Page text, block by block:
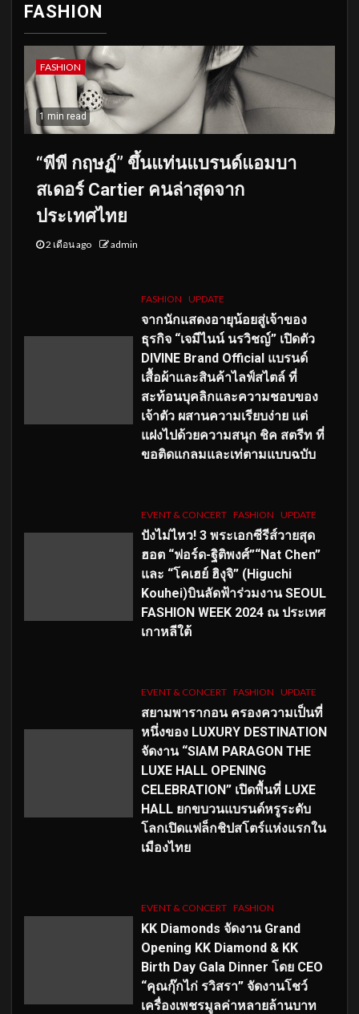
FASHION
FASHION
1 min read
“พีพี กฤษฏ์” ขึ้นแท่นแบรนด์แอมบา
สเดอร์ Cartier คนล่าสุดจาก
ประเทศไทย
2 เดือน ago admin
FASHION UPDATE
จากนักแสดงอายุน้อยสู่เจ้าของ
ธุรกิจ “เจมีไนน์ นรวิชญ์” เปิดตัว
DIVINE Brand Official แบรนด์
เสื้อผ้าและสินค้าไลฟ์สไตล์ ที่
สะท้อนบุคลิกและความชอบของ
เจ้าตัว ผสานความเรียบง่าย แต่
แฝงไปด้วยความสนุก ชิค สตรีท ที่
ขอติดแกลมและเท่ตามแบบฉบับ
EVENT & CONCERT FASHION UPDATE
ปังไม่ไหว! 3 พระเอกซีรีส์วายสุด
ฮอต “ฟอร์ด-ฐิติพงศ์”“Nat Chen”
และ “โคเฮย์ ฮิงุจิ” (Higuchi
Kouhei)บินลัดฟ้าร่วมงาน SEOUL
FASHION WEEK 2024 ณ ประเทศ
เกาหลีใต้
EVENT & CONCERT FASHION UPDATE
สยามพารากอน ครองความเป็นที่
หนึ่งของ LUXURY DESTINATION
จัดงาน “SIAM PARAGON THE
LUXE HALL OPENING
CELEBRATION” เปิดพื้นที่ LUXE
HALL ยกขบวนแบรนด์หรูระดับ
โลกเปิดแฟล็กชิปสโตร์แห่งแรกใน
เมืองไทย
EVENT & CONCERT FASHION
KK Diamonds จัดงาน Grand
Opening KK Diamond & KK
Birth Day Gala Dinner โดย CEO
“คุณกุ๊กไก่ รวิสรา” จัดงานโชว์
เครื่องเพชรมูลค่าหลายล้านบาท